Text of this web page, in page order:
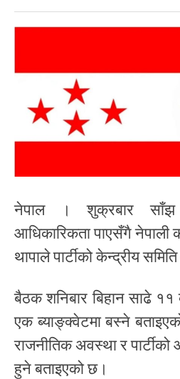
नेपाल । शुक्रबार साँझ
आधिकारिकता पाएसँगै नेपाली
थापाले पार्टीको केन्द्रीय
बैठक शनिबार बिहान साढे
एक ब्याङ्क्वेटमा बस्ने
राजनीतिक अवस्था र
हुने बताइएको छ।